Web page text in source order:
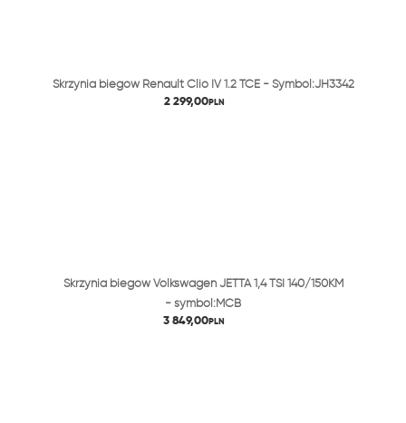
Skrzynia biegów Renault Clio IV 1.2 TCE - Symbol:JH3342
2 299,00PLN
Skrzynia biegów Volkswagen JETTA 1,4 TSI 140/150KM
- symbol:MCB
3 849,00PLN